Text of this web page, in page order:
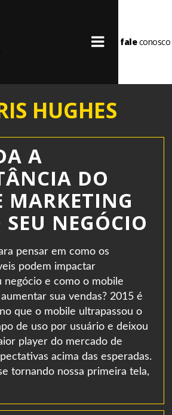
faleconosco
HUGHES
A
DO
MARKETING
NEGÓCIO
pensar em como os
podem impactar
negócio e como o mobile
sua vendas? 2015 é
que o mobile ultrapassou o
de uso por usuário e deixou
player do mercado de
acima das esperadas.
tornando nossa primeira tela,